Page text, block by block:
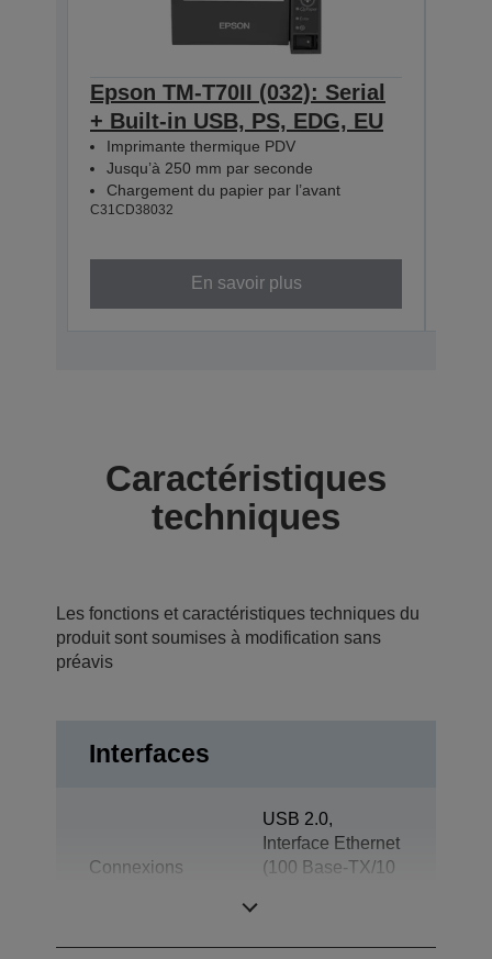
Epson TM-T70II (032): Serial
+ Built-in USB, PS, EDG, EU
Imprimante thermique PDV
Jusqu’à 250 mm par seconde
Chargement du papier par l’avant
C31CD38032
En savoir plus
Caractéristiques
techniques
Les fonctions et caractéristiques techniques du
produit sont soumises à modification sans
préavis
Interfaces
Connexions
USB 2.0,
Interface Ethernet
(100 Base-TX/10